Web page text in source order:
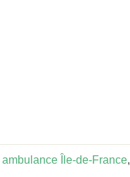
ambulance Île-de-France,